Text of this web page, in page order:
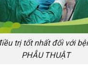
trị tốt nhất đối với
PHẪU THUẬT